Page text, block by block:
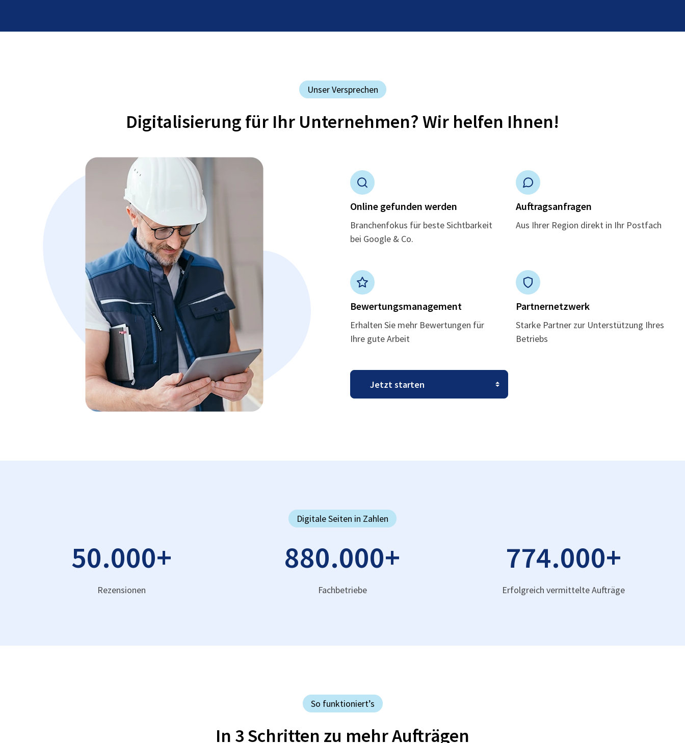
Unser Versprechen
Digitalisierung für Ihr Unternehmen? Wir helfen Ihnen!
Online gefunden werden
Branchenfokus für beste Sichtbarkeit
bei Google & Co.
Auftragsanfragen
Aus Ihrer Region direkt in Ihr Postfach
Bewertungsmanagement
Erhalten Sie mehr Bewertungen für
Ihre gute Arbeit
Partnernetzwerk
Starke Partner zur Unterstützung Ihres
Betriebs
Digitale Seiten in Zahlen
50.000+
Rezensionen
880.000+
Fachbetriebe
774.000+
Erfolgreich vermittelte Aufträge
So funktioniert’s
In 3 Schritten zu mehr Aufträgen